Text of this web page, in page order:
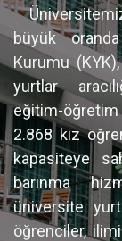
büyük
Kurumu
yurtlar
eğitim-öğretim
2.868 kız
kapasiteye
barınma
üniversite
öğrenciler,